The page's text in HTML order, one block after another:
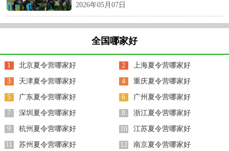
2026年05月07日
全国哪家好
1 北京夏令营哪家好 2 上海夏令营哪家好
3 天津夏令营哪家好 4 重庆夏令营哪家好
5 广东夏令营哪家好 6 广州夏令营哪家好
7 深圳夏令营哪家好 8 浙江夏令营哪家好
9 杭州夏令营哪家好 10 江苏夏令营哪家好
11 苏州夏令营哪家好 12 南京夏令营哪家好